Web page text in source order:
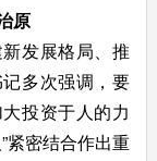
原
发展格局、推
多次强调，要
投资于人的力
紧密结合作出重